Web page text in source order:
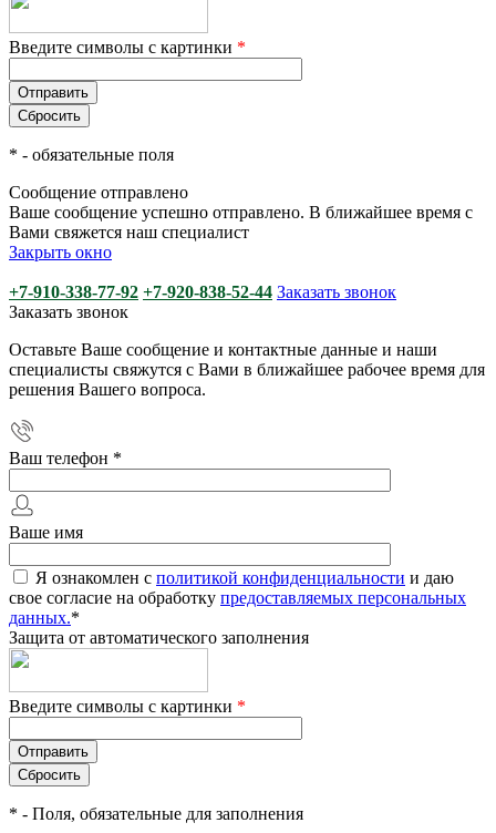
Введите символы с картинки *
* - обязательные поля
Сообщение отправлено
Ваше сообщение успешно отправлено. В ближайшее время с
Вами свяжется наш специалист
Закрыть окно
+7-910-338-77-92 +7-920-838-52-44 Заказать звонок
Заказать звонок
Оставьте Ваше сообщение и контактные данные и наши
специалисты свяжутся с Вами в ближайшее рабочее время для
решения Вашего вопроса.
Ваш телефон *
Ваше имя
Я ознакомлен с политикой конфиденциальности и даю
свое согласие на обработку предоставляемых персональных
данных.*
Защита от автоматического заполнения
Введите символы с картинки *
* - Поля, обязательные для заполнения